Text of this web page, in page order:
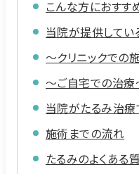
こんな方におすす
当院が提供してい
～クリニックでの
～ご自宅での治療
当院がたるみ治
施術までの流れ
たるみのよくある質